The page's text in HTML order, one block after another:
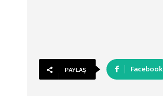
PAYLAŞ Facebook